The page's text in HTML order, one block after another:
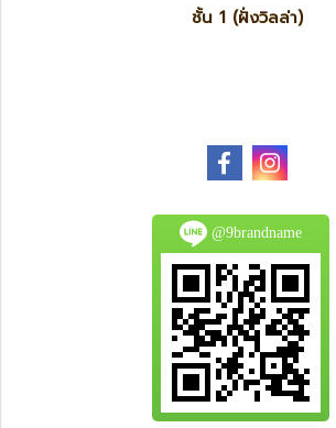
ชั้น 1 (ฝั่งวิลล่า)
@9brandname